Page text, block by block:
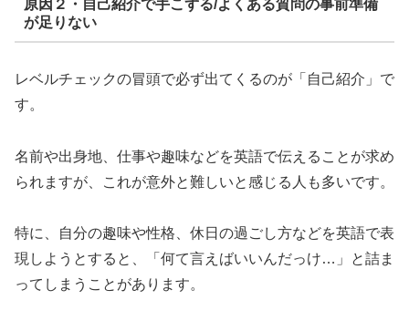
原因２・自己紹介で手こずる/よくある質問の事前準備
が足りない
レベルチェックの冒頭で必ず出てくるのが「自己紹介」で
す。
名前や出身地、仕事や趣味などを英語で伝えることが求め
られますが、これが意外と難しいと感じる人も多いです。
特に、自分の趣味や性格、休日の過ごし方などを英語で表
現しようとすると、「何て言えばいいんだっけ…」と詰ま
ってしまうことがあります。